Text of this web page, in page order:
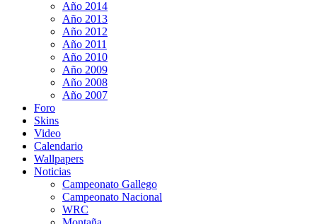
Año 2014
Año 2013
Año 2012
Año 2011
Año 2010
Año 2009
Año 2008
Año 2007
Foro
Skins
Video
Calendario
Wallpapers
Noticias
Campeonato Gallego
Campeonato Nacional
WRC